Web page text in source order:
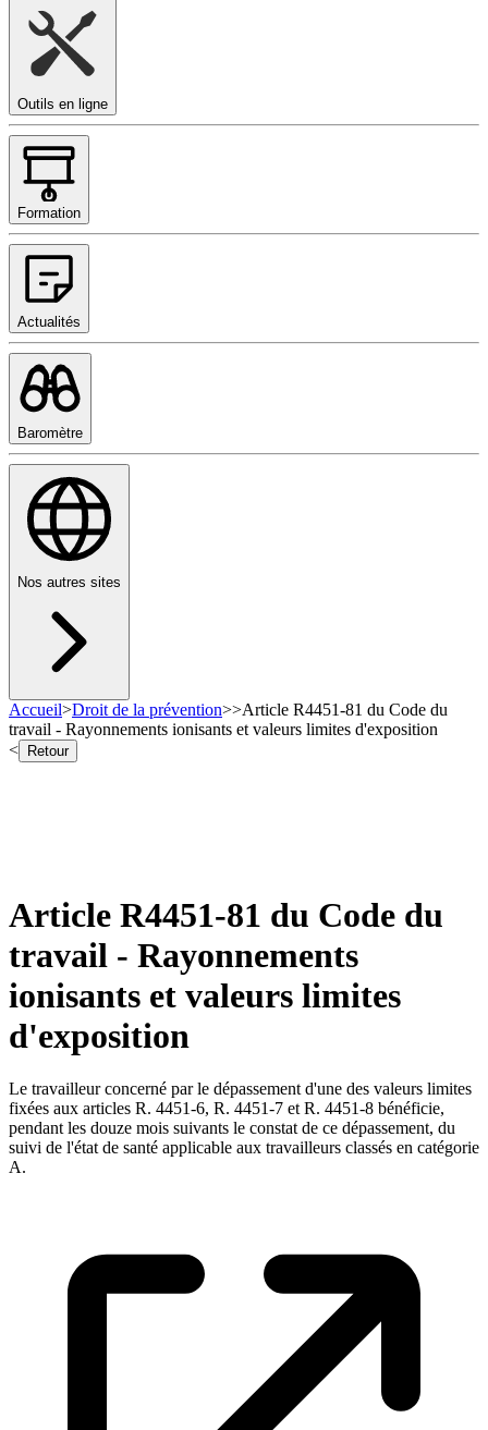
Outils en ligne
Formation
Actualités
Baromètre
Nos autres sites
Accueil>Droit de la prévention>>Article R4451-81 du Code du
travail - Rayonnements ionisants et valeurs limites d'exposition
<
Retour
Article R4451-81 du Code du
travail - Rayonnements
ionisants et valeurs limites
d'exposition
Le travailleur concerné par le dépassement d'une des valeurs limites
fixées aux articles R. 4451-6, R. 4451-7 et R. 4451-8 bénéficie,
pendant les douze mois suivants le constat de ce dépassement, du
suivi de l'état de santé applicable aux travailleurs classés en catégorie
A.